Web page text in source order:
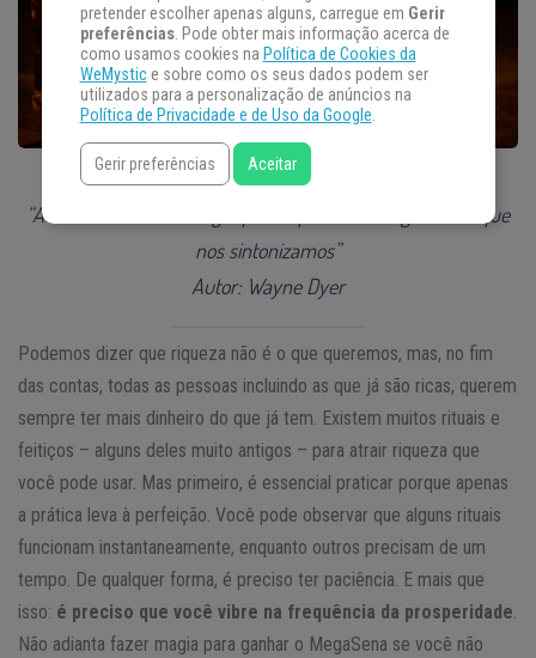
“A abundância não é algo que adquirimos. É algo com o que
nos sintonizamos”
Autor: Wayne Dyer
Podemos dizer que riqueza não é o que queremos, mas, no fim
das contas, todas as pessoas incluindo as que já são ricas, querem
sempre ter mais dinheiro do que já tem. Existem muitos rituais e
feitiços – alguns deles muito antigos – para atrair riqueza que
você pode usar. Mas primeiro, é essencial praticar porque apenas
a prática leva à perfeição. Você pode observar que alguns rituais
funcionam instantaneamente, enquanto outros precisam de um
tempo. De qualquer forma, é preciso ter paciência. E mais que
isso: é preciso que você vibre na frequência da prosperidade
Não adianta fazer magia para ganhar o MegaSena se você não
pretender escolher apenas alguns, carregue em Gerir
preferências. Pode obter mais informação acerca de
como usamos cookies na Política de Cookies da
WeMystice sobre como os seus dados podem ser
utilizados para a personalização de anúncios na
Política de Privacidade e de Uso da Google.
Gerir preferências Aceitar